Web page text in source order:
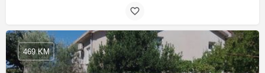
469 KM